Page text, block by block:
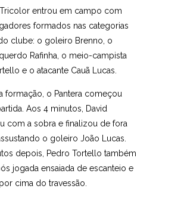
entrou em campo com
formados nas categorias
clube: o goleiro Brenno, o
Rafinha, o meio-campista
e o atacante Cauã Lucas.
formação, o Pantera começou
Aos 4 minutos, David
com a sobra e finalizou de fora
o goleiro João Lucas.
depois, Pedro Tortello também
jogada ensaiada de escanteio e
cima do travessão.